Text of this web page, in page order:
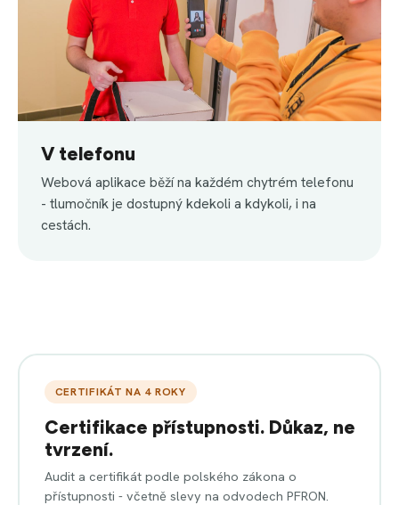
V telefonu
Webová aplikace běží na každém chytrém telefonu
- tlumočník je dostupný kdekoli a kdykoli, i na
cestách.
CERTIFIKÁT NA 4 ROKY
Certifikace přístupnosti. Důkaz, ne
tvrzení.
Audit a certifikát podle polského zákona o
přístupnosti - včetně slevy na odvodech PFRON.